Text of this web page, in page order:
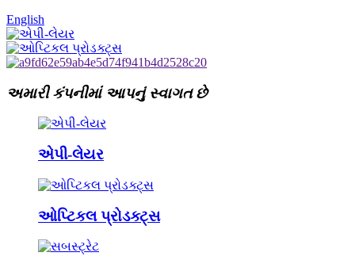
English
અમારી કંપનીમાં આપનું સ્વાગત છે
એપી-લેયર
ઓપ્ટિકલ પ્રોડક્ટ્સ